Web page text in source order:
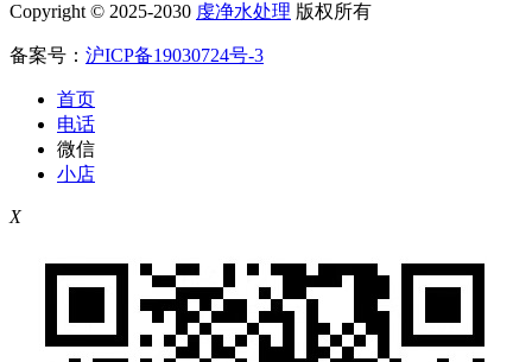
Copyright © 2025-2030 虔净水处理 版权所有
备案号： 沪ICP备19030724号-3
首页
电话
微信
小店
X